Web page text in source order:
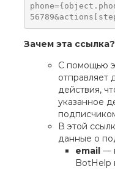
Зачем эта ссылка?
С помощью
отправляет
действия,
указанное
В этой
данные о
email—
BotHelp